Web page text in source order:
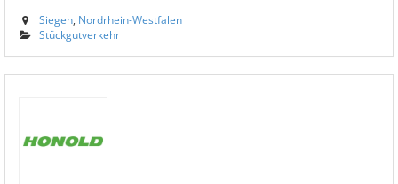
Siegen Nordrhein-Westfalen
Stückgutverkehr